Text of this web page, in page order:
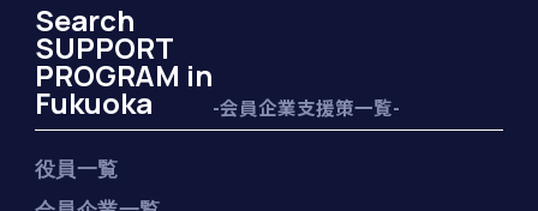
Search
SUPPORT
PROGRAM in
Fukuoka -会員企業支援策一覧-
役員一覧